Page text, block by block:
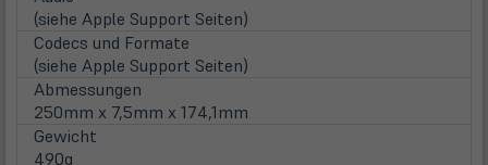
(siehe Apple Support Seiten)
Codecs und Formate
(siehe Apple Support Seiten)
Abmessungen
250mm x 7,5mm x 174,1mm
Gewicht
490g